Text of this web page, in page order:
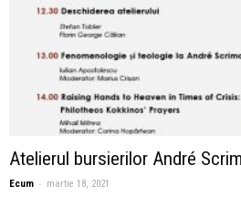
Atelierul bursierilor André
Ecum - martie 18, 2021